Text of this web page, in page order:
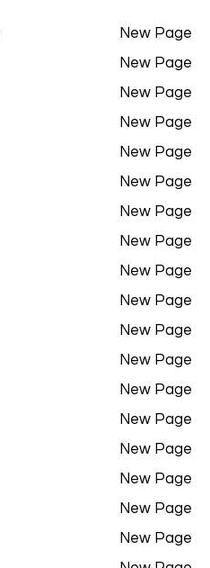
New Page
New Page
New Page
New Page
New Page
New Page
New Page
New Page
New Page
New Page
New Page
New Page
New Page
New Page
New Page
New Page
New Page
New Page